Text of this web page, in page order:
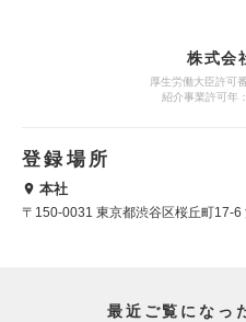
株式会
厚生労働大臣許可
紹介事業許可年
登録場所
本社
〒150-0031 東京都渋谷区桜丘町17-6
最近ご覧になっ